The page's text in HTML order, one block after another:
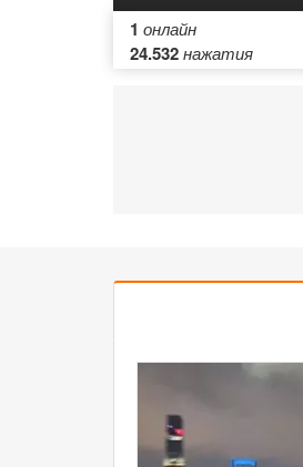
1 онлайн
24.532нажатия